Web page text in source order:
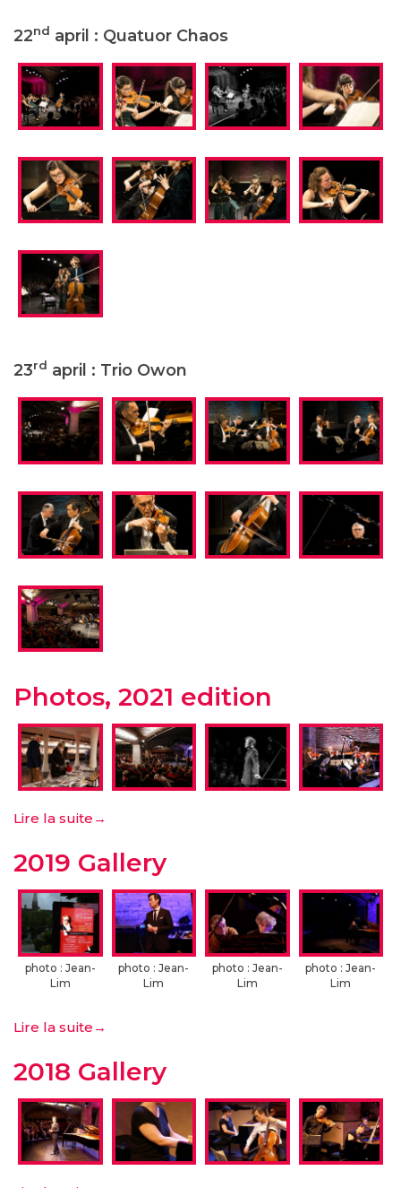
22nd april : Quatuor Chaos
23rd april : Trio Owon
Photos, 2021 edition
Lire la suite →
2019 Gallery
photo : Jean-
Lim
photo : Jean-
Lim
photo : Jean-
Lim
photo : Jean-
Lim
Lire la suite →
2018 Gallery